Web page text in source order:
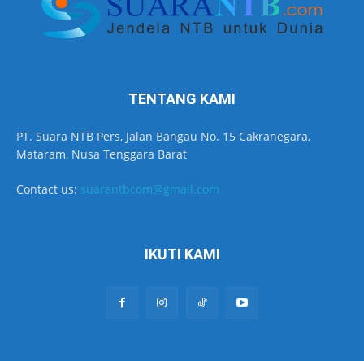
TENTANG KAMI
PT. Suara NTB Pers, Jalan Bangau No. 15 Cakranegara,
Mataram, Nusa Tenggara Barat
Contact us: suarantbcom@gmail.com
IKUTI KAMI